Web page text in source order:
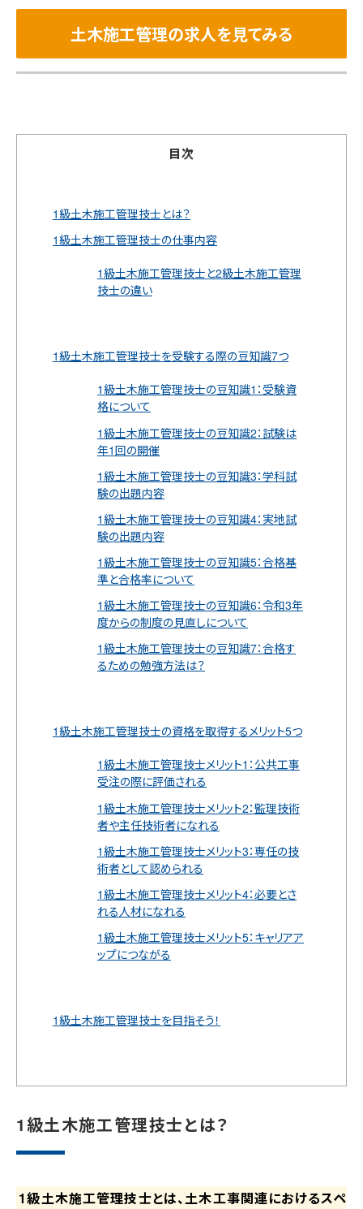
土木施工管理の求人を見てみる
目次
1級土木施工管理技士とは？
1級土木施工管理技士の仕事内容
1級土木施工管理技士と2級土木施工管理
技士の違い
1級土木施工管理技士を受験する際の豆知識7つ
1級土木施工管理技士の豆知識1：受験資
格について
1級土木施工管理技士の豆知識2：試験は
年1回の開催
1級土木施工管理技士の豆知識3：学科試
験の出題内容
1級土木施工管理技士の豆知識4：実地試
験の出題内容
1級土木施工管理技士の豆知識5：合格基
準と合格率について
1級土木施工管理技士の豆知識6：令和3年
度からの制度の見直しについて
1級土木施工管理技士の豆知識7：合格す
るための勉強方法は？
1級土木施工管理技士の資格を取得するメリット5つ
1級土木施工管理技士メリット1：公共工事
受注の際に評価される
1級土木施工管理技士メリット2：監理技術
者や主任技術者になれる
1級土木施工管理技士メリット3：専任の技
術者として認められる
1級土木施工管理技士メリット4：必要とさ
れる人材になれる
1級土木施工管理技士メリット5：キャリアア
ップにつながる
1級土木施工管理技士を目指そう！
1級土木施工管理技士とは？
1級土木施工管理技士とは、土木工事関連におけるスペ